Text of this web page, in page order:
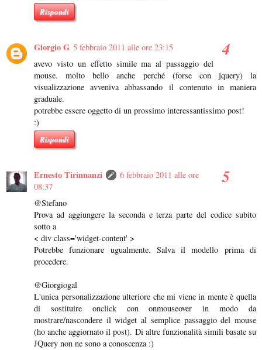
Rispondi
Giorgio G 5 febbraio 2011 alle ore 23:15
avevo visto un effetto simile ma al passaggio del
mouse. molto bello anche perché (forse con jquery) la
visualizzazione avveniva abbassando il contenuto in maniera
graduale.
potrebbe essere oggetto di un prossimo interessantissimo post!
:)
Rispondi
Ernesto Tirinnanzi
6 febbraio 2011 alle ore
08:37
@Stefano
Prova ad aggiungere la seconda e terza parte del codice subito
sotto a
< div class='widget-content' >
Potrebbe funzionare ugualmente. Salva il modello prima di
procedere.
@Giorgiogal
L'unica personalizzazione ulteriore che mi viene in mente è quella
di sostituire onclick con onmouseover in modo da
mostrare/nascondere il widget al semplice passaggio del mouse
(ho anche aggiornato il post). Di altre funzionalità simili basate su
JQuery non ne sono a conoscenza :)